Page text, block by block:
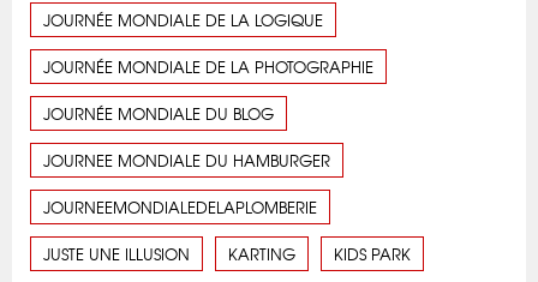
JOURNÉE MONDIALE DE LA LOGIQUE
JOURNÉE MONDIALE DE LA PHOTOGRAPHIE
JOURNÉE MONDIALE DU BLOG
JOURNEE MONDIALE DU HAMBURGER
JOURNEEMONDIALEDELAPLOMBERIE
JUSTE UNE ILLUSION KARTING KIDS PARK